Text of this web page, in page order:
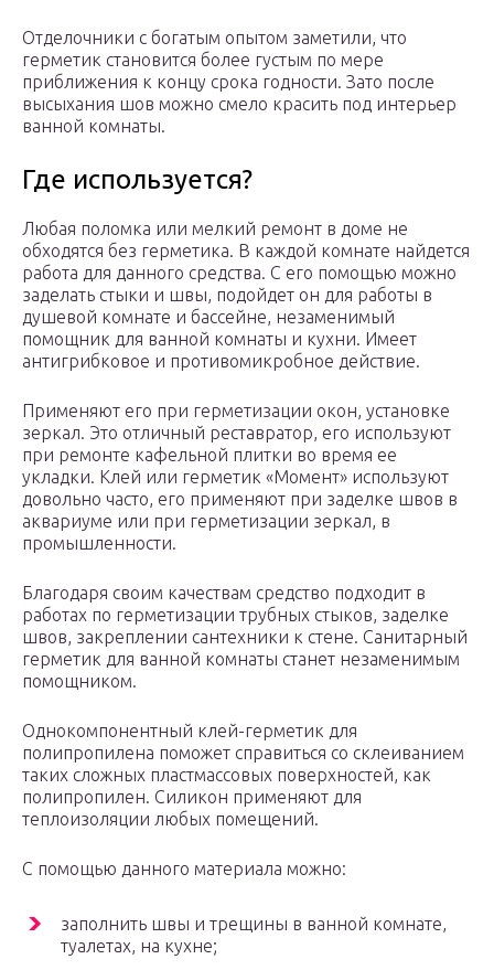
Отделочники с богатым опытом заметили, что
герметик становится более густым по мере
приближения к концу срока годности. Зато после
высыхания шов можно смело красить под интерьер
ванной комнаты.
Где используется?
Любая поломка или мелкий ремонт в доме не
обходятся без герметика. В каждой комнате найдется
работа для данного средства. С его помощью можно
заделать стыки и швы, подойдет он для работы в
душевой комнате и бассейне, незаменимый
помощник для ванной комнаты и кухни. Имеет
антигрибковое и противомикробное действие.
Применяют его при герметизации окон, установке
зеркал. Это отличный реставратор, его используют
при ремонте кафельной плитки во время ее
укладки. Клей или герметик «Момент» используют
довольно часто, его применяют при заделке швов в
аквариуме или при герметизации зеркал, в
промышленности.
Благодаря своим качествам средство подходит в
работах по герметизации трубных стыков, заделке
швов, закреплении сантехники к стене. Санитарный
герметик для ванной комнаты станет незаменимым
помощником.
Однокомпонентный клей-герметик для
полипропилена поможет справиться со склеиванием
таких сложных пластмассовых поверхностей, как
полипропилен. Силикон применяют для
теплоизоляции любых помещений.
С помощью данного материала можно:
заполнить швы и трещины в ванной комнате,
туалетах, на кухне;